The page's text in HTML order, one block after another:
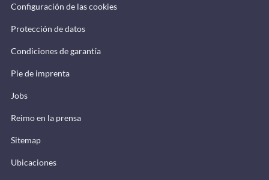
Configuración de las cookies
Protección de datos
Condiciones de garantía
Pie de imprenta
Jobs
Reimo en la prensa
Sitemap
Ubicaciones